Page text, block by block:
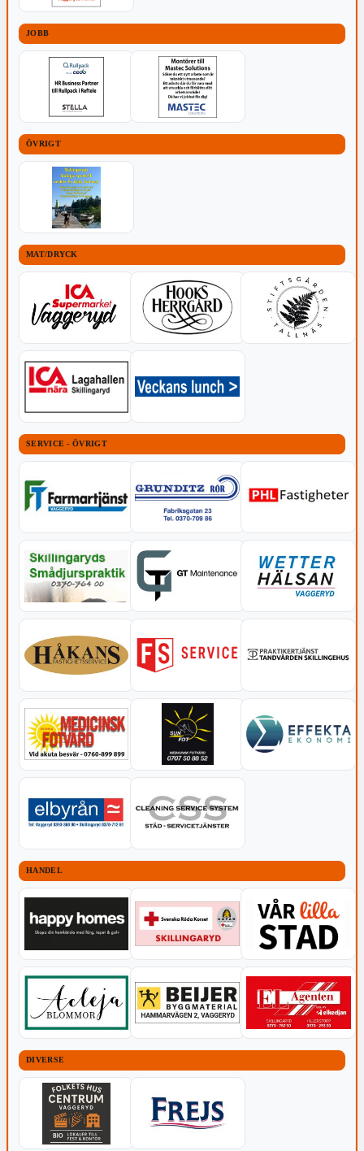
JOBB
ÖVRIGT
MAT/DRYCK
SERVICE - ÖVRIGT
HANDEL
DIVERSE